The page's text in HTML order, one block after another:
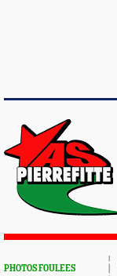
PHOTOS FOULEES